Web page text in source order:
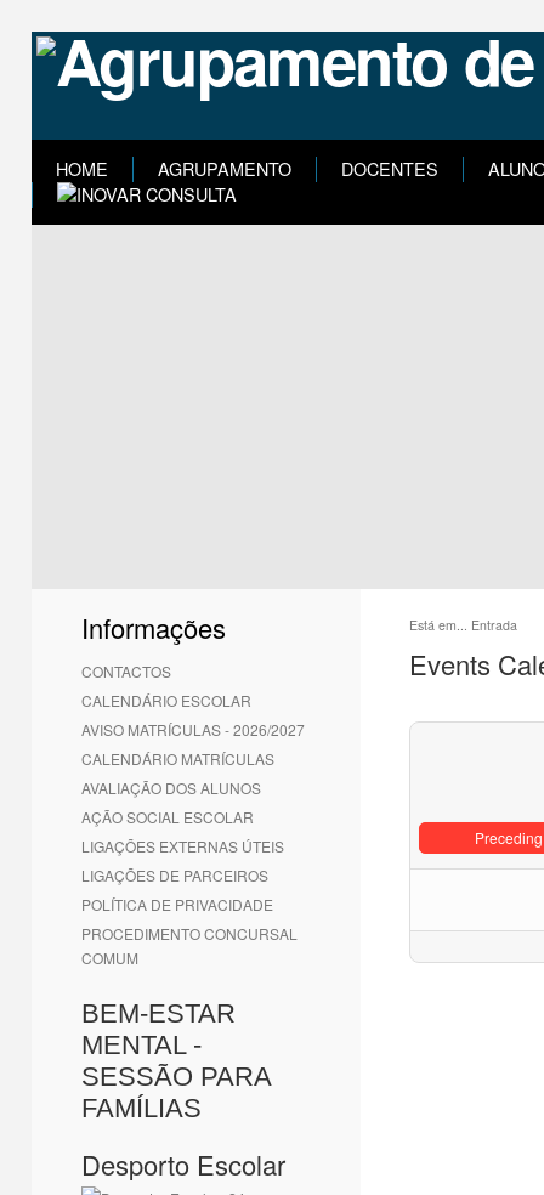
HOME AGRUPAMENTO DOCENTES
Informações
CONTACTOS
CALENDÁRIO ESCOLAR
AVISO MATRÍCULAS - 2026/2027
CALENDÁRIO MATRÍCULAS
AVALIAÇÃO DOS ALUNOS
AÇÃO SOCIAL ESCOLAR
LIGAÇÕES EXTERNAS ÚTEIS
LIGAÇÕES DE PARCEIROS
POLÍTICA DE PRIVACIDADE
PROCEDIMENTO CONCURSAL
COMUM
BEM-ESTAR
MENTAL -
SESSÃO PARA
FAMÍLIAS
Desporto Escolar
Está em... Entrada
Events